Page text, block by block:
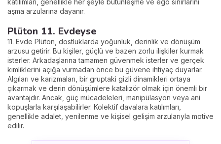
aşma arzularına dayanır.
Plüton 11. Evdeyse
11. Evde Plüton, dostluklarda yoğunluk, derinlik ve dönüşüm
arzusu getirir. Bu kişiler, güçlü ve bazen zorlu ilişkiler kurmak
isterler. Arkadaşlarına tamamen güvenmek isterler ve gerçek
kimliklerini açığa vurmadan önce bu güvene ihtiyaç duyarlar.
Algıları ve karizmaları, bir gruptaki gizli dinamikleri ortaya
çıkarmak ve derin dönüşümlere katalizör olmak için önemli bir
avantajdır. Ancak, güç mücadeleleri, manipülasyon veya ani
kopuşlarla karşılaşabilirler. Kolektif davalara katılımları,
genellikle adalet, yenilenme ve kişisel gelişim arzularıyla motive
edilir.